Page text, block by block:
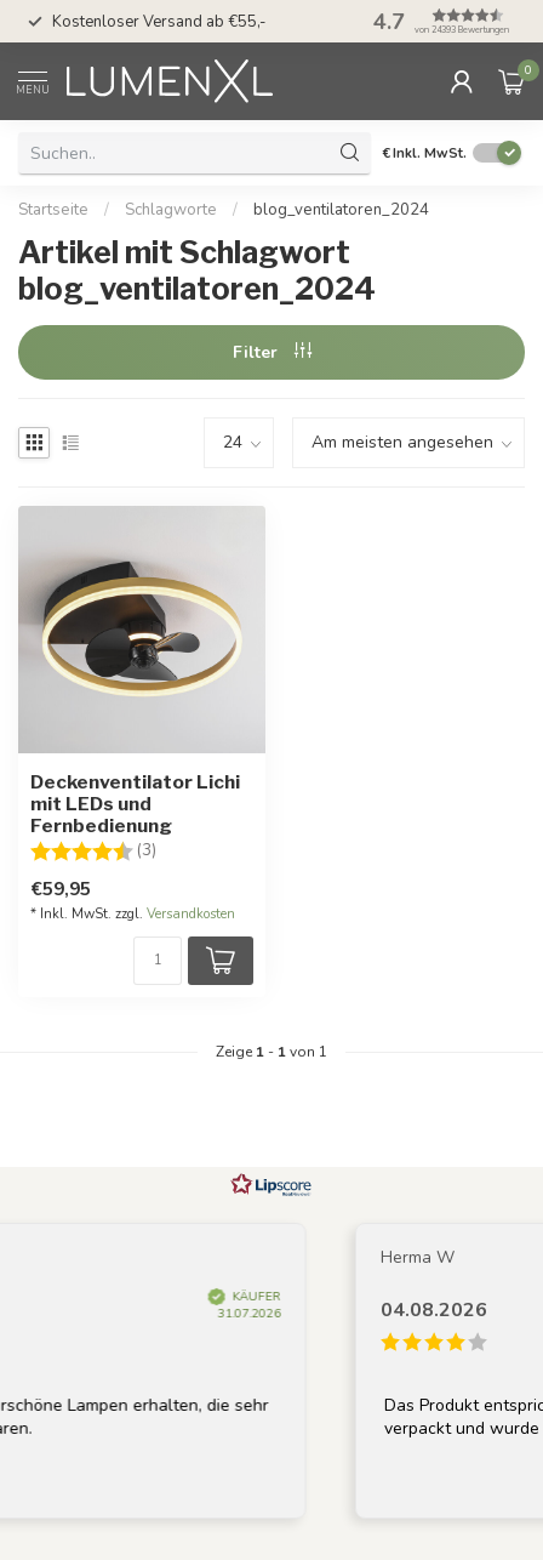
Kostenloser Versand ab €55,- 50 Tage
Möglichkeit
4.7 von 24393 Bewertungen
MENU
0
€Inkl. MwSt.
Startseite / Schlagworte / blog_ventilatoren_2024
Artikel mit Schlagwort
blog_ventilatoren_2024
Filter
Deckenventilator Lichi
mit LEDs und
Fernbedienung
Bewertung:
(3)
€59,95
* Inkl. MwSt. zzgl. Versandkosten
Zeige 1 - 1von 1
KÄUFER
31.07.2026
Lampen erhalten, die sehr
Herma W
04.08.2026
Das Produkt
verpackt und wurde